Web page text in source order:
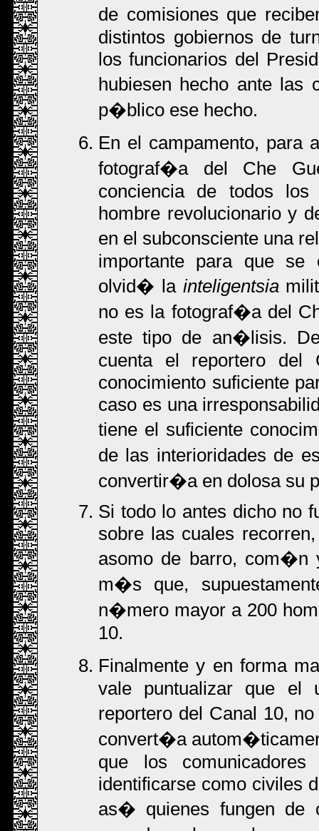
de comisiones que
distintos gobiernos de
los funcionarios del
hubiesen hecho ante las
p�blico ese hecho.
En el campamento, para
fotograf�a del Che
conciencia de todos
hombre revolucionario y
en el subconsciente una
importante para que se
olvid� la inteligentsia
no es la fotograf�a del
este tipo de an�lisis.
cuenta el reportero
conocimiento suficiente
caso es una
tiene el suficiente
de las interioridades de
convertir�a en dolosa su
Si todo lo antes dicho no
sobre las cuales
asomo de barro, com�n
m�s que,
n�mero mayor a 200
10.
Finalmente y en forma
vale puntualizar que el
reportero del Canal 10,
convert�a
que los
identificarse como civiles
as� quienes fungen de